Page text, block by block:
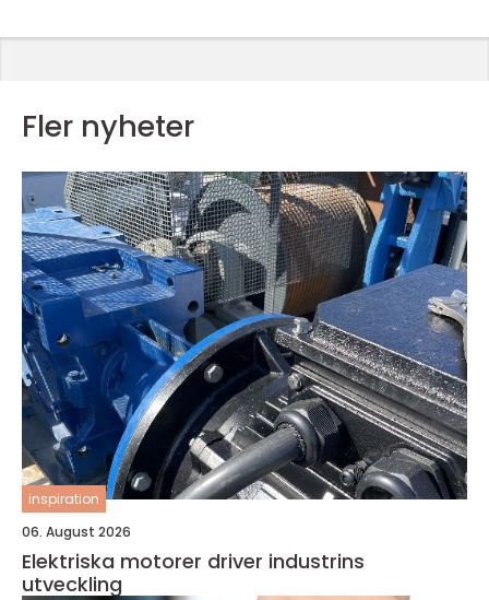
Fler nyheter
inspiration
06. August 2026
Elektriska motorer driver industrins
utveckling